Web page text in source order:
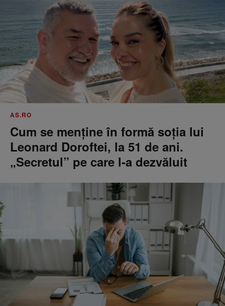
AS.RO
Cum se menţine în formă soţia lui
Leonard Doroftei, la 51 de ani.
„Secretul” pe care l-a dezvăluit